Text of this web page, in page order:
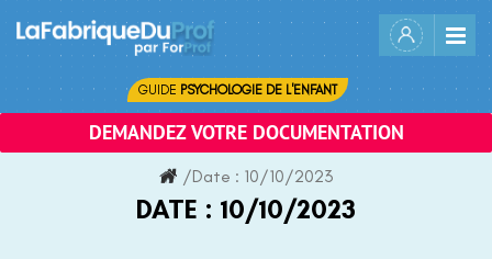
content
GUIDE PSYCHOLOGIE DE L'ENFANT
DEMANDEZ VOTRE DOCUMENTATION
/Date : 10/10/2023
DATE : 10/10/2023